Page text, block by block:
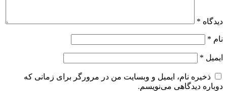
دیدگاه *
نام *
ایمیل *
ذخیره نام، ایمیل و وبسایت من در مرورگر برای زمانی که
دوباره دیدگاهی می‌نویسم.